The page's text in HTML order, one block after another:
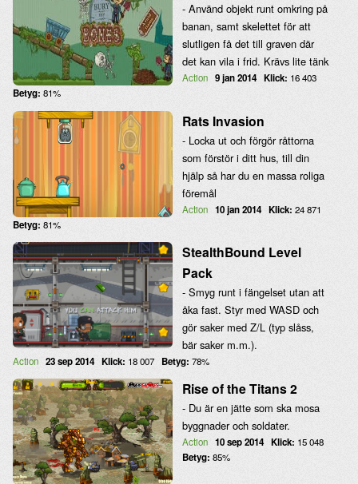
- Använd objekt runt omkring på
banan, samt skelettet för att
slutligen få det till graven där
det kan vila i frid. Krävs lite tänk
Action 9 jan 2014 Klick: 16 403
Betyg: 81%
Rats Invasion
- Locka ut och förgör råttorna
som förstör i ditt hus, till din
hjälp så har du en massa roliga
föremål
Action 10 jan 2014 Klick: 24 871
Betyg: 81%
StealthBound Level
Pack
- Smyg runt i fängelset utan att
åka fast. Styr med WASD och
gör saker med Z/L (typ slåss,
bär saker m.m.).
Action 23 sep 2014 Klick: 18 007 Betyg: 78%
Rise of the Titans 2
- Du är en jätte som ska mosa
byggnader och soldater.
Action 10 sep 2014 Klick: 15 048
Betyg: 85%